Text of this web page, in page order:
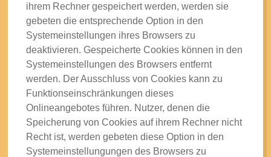
ihrem Rechner gespeichert werden, werden sie
gebeten die entsprechende Option in den
Systemeinstellungen ihres Browsers zu
deaktivieren. Gespeicherte Cookies können in den
Systemeinstellungen des Browsers entfernt
werden. Der Ausschluss von Cookies kann zu
Funktionseinschränkungen dieses
Onlineangebotes führen. Nutzer, denen die
Speicherung von Cookies auf ihrem Rechner nicht
Recht ist, werden gebeten diese Option in den
Systemeinstellungungen des Browsers zu